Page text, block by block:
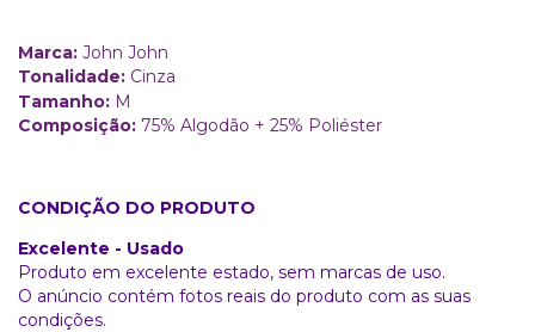
Marca: John John
Tonalidade: Cinza
Tamanho: M
Composição: 75% Algodão + 25% Poliéster
CONDIÇÃO DO PRODUTO
Excelente - Usado
Produto em excelente estado, sem marcas de uso.
O anúncio contém fotos reais do produto com as suas
condições.